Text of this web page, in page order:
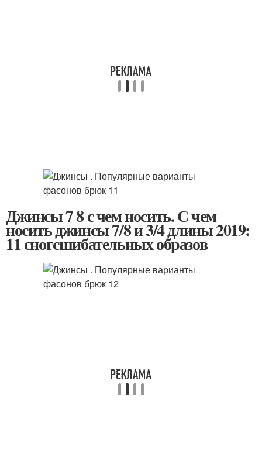
Джинсы 7 8 с чем носить. С чем
носить джинсы 7/8 и 3/4 длины 2019:
11 сногсшибательных образов